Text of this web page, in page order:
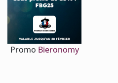
Promo Bieronomy